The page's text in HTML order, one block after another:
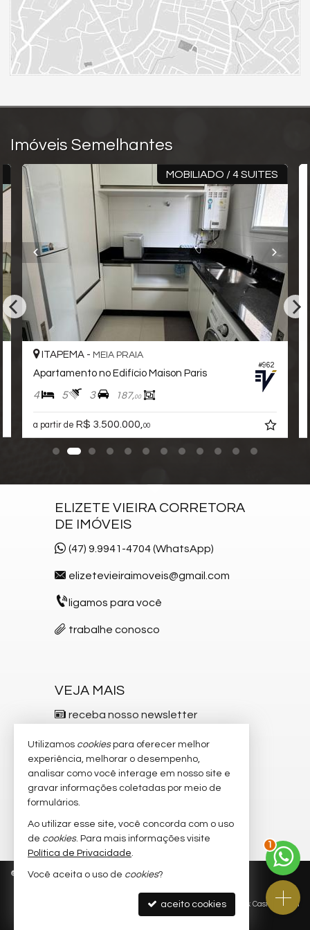
Imóveis Semelhantes
MOBILIADO / 4 SUITES
#962
ITAPEMA - MEIA PRAIA
Apartamento no Edifício Maison Paris
4 5 3 187,00
a partir de R$ 3.500.000, 00
ELIZETE VIEIRA CORRETORA
DE IMÓVEIS
(47) 9.9941-4704 (WhatsApp)
elizetevieiraimoveis@gmail.com
ligamos para você
trabalhe conosco
VEJA MAIS
receba nosso newsletter
indicadores financeiros
cadastre seu imóvel
imóveis favoritos
mapa de imóveis
© 2026 CRECI/SC 5.537-F Política de Privacidade
Site para imobiliárias: Castel Digital
Utilizamos cookiespara oferecer melhor
experiência, melhorar o desempenho,
analisar como você interage em nosso site e
gravar informações coletadas por meio de
formulários.
Ao utilizar esse site, você concorda com o uso
de cookies. Para mais informações visite
Política de Privacidade.
Você aceita o uso de cookies?
aceito cookies